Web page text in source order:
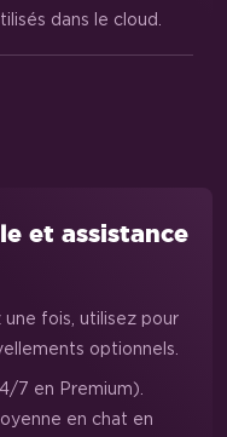
dans le cloud.
et assistance
fois, utilisez pour
optionnels.
7 en Premium).
en chat en